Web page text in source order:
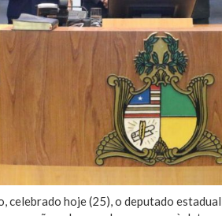
celebrado hoje (25), o deputado